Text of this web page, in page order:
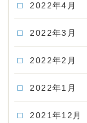
2022年4月
2022年3月
2022年2月
2022年1月
2021年12月